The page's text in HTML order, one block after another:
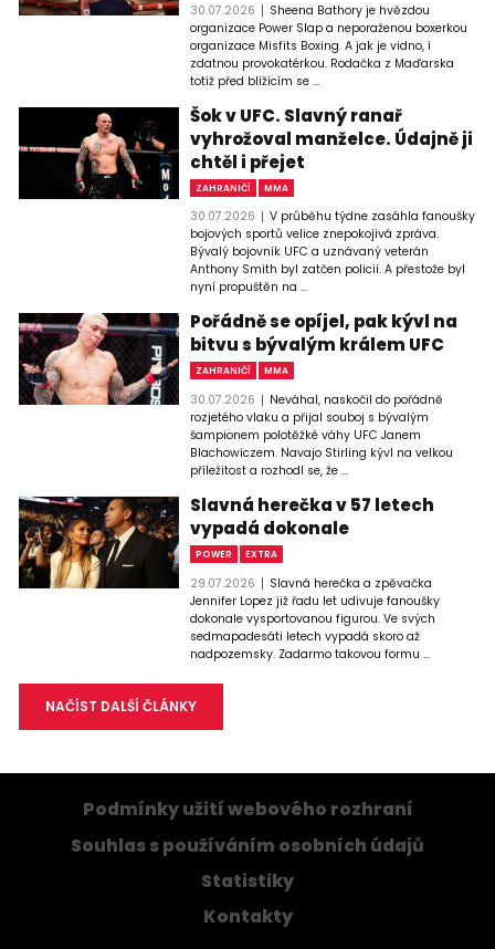
30.07.2026
Sheena Bathory je hvězdou
organizace Power Slap a neporaženou boxerkou
organizace Misfits Boxing. A jak je vidno, i
zdatnou provokatérkou. Rodačka z Maďarska
totiž před blížícím se ...
Šok v UFC. Slavný ranař
vyhrožoval manželce. Údajně ji
chtěl i přejet
ZAHRANIČÍ MMA
30.07.2026
V průběhu týdne zasáhla fanoušky
bojových sportů velice znepokojivá zpráva.
Bývalý bojovník UFC a uznávaný veterán
Anthony Smith byl zatčen policií. A přestože byl
nyní propuštěn na ...
Pořádně se opíjel, pak kývl na
bitvu s bývalým králem UFC
ZAHRANIČÍ MMA
30.07.2026
Neváhal, naskočil do pořádně
rozjetého vlaku a přijal souboj s bývalým
šampionem polotěžké váhy UFC Janem
Blachowiczem. Navajo Stirling kývl na velkou
příležitost a rozhodl se, že ...
Slavná herečka v 57 letech
vypadá dokonale
POWER EXTRA
29.07.2026
Slavná herečka a zpěvačka
Jennifer Lopez již řadu let udivuje fanoušky
dokonale vysportovanou figurou. Ve svých
sedmapadesáti letech vypadá skoro až
nadpozemsky. Zadarmo takovou formu ...
NAČÍST DALŠÍ ČLÁNKY
Podmínky užití webového rozhraní
Souhlas s používáním osobních údajů
Statistiky
Kontakty